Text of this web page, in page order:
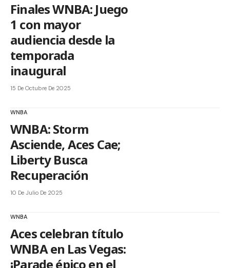
Finales WNBA: Juego
1 con mayor
audiencia desde la
temporada
inaugural
15 De Octubre De 2025
WNBA
WNBA: Storm
Asciende, Aces Cae;
Liberty Busca
Recuperación
10 De Julio De 2025
WNBA
Aces celebran título
WNBA en Las Vegas:
¡Parade épico en el